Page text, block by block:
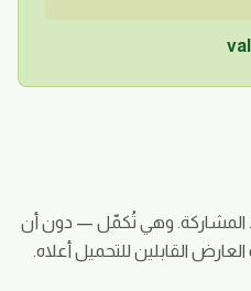
المشاركة. وهي تُكمّل — دون أن
القابلين للتحميل أعلاه.